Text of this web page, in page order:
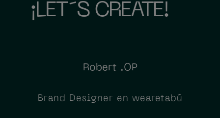
¡LET´S CREATE!
Robert .OP
Brand Designer en wearetabú